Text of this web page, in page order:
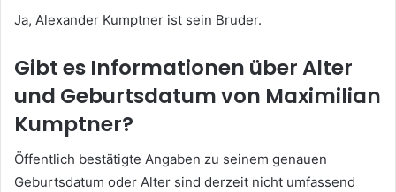
Ja, Alexander Kumptner ist sein Bruder.
Gibt es Informationen über Alter
und Geburtsdatum von Maximilian
Kumptner?
Öffentlich bestätigte Angaben zu seinem genauen
Geburtsdatum oder Alter sind derzeit nicht umfassend